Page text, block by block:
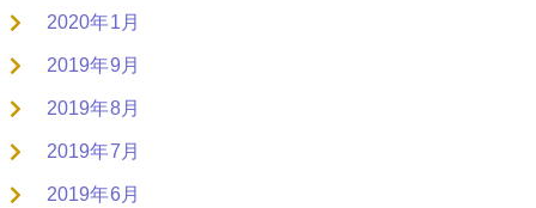
2020年1月
2019年9月
2019年8月
2019年7月
2019年6月